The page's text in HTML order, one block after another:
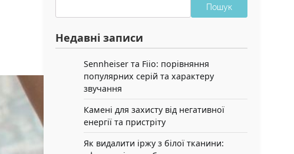
Пошук
Недавні записи
Sennheiser та Fiio: порівняння
популярних серій та характеру
звучання
Камені для захисту від негативної
енергії та пристріту
Як видалити іржу з білої тканини: